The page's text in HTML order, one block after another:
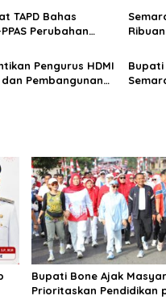
TAPD Bahas
Perubahan
Pengurus HDMI
Pembangunan
Bupati
Bupati Bone Ajak
Prioritaskan Pendidikan